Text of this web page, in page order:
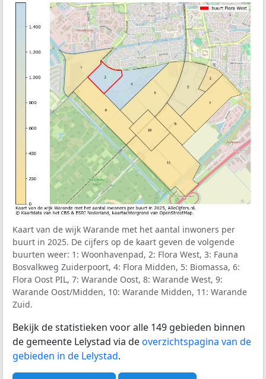
Kaart van de wijk Warande met het aantal inwoners per
buurt in 2025. De cijfers op de kaart geven de volgende
buurten weer: 1: Woonhavenpad, 2: Flora West, 3: Fauna
Bosvalkweg Zuiderpoort, 4: Flora Midden, 5: Biomassa, 6:
Flora Oost PIL, 7: Warande Oost, 8: Warande West, 9:
Warande Oost/Midden, 10: Warande Midden, 11: Warande
Zuid.
Bekijk de statistieken voor alle 149 gebieden binnen
de gemeente Lelystad via deoverzichtspagina van de
gebieden in de Lelystad.